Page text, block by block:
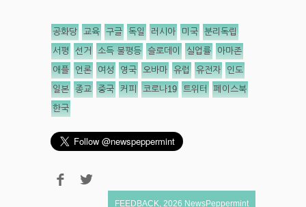
공화당 교육 구글 독일 러시아 미국 분리독립
서평 선거 소득 불평등 슬로데이 실업률 아마존
애플 언론 여성 영국 오바마 유럽 유전자 인도
일본 종교 중국 커피 코로나19 트위터 페이스북
한국
FEEDBACK 2026 NewsPeppermint